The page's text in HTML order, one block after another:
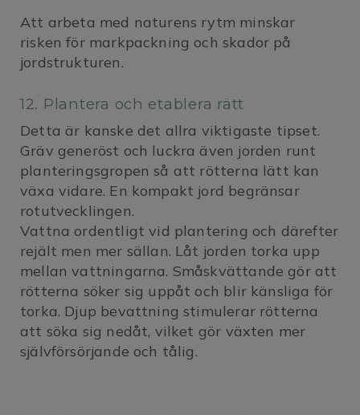
Att arbeta med naturens rytm minskar
risken för markpackning och skador på
jordstrukturen.
12. Plantera och etablera rätt
Detta är kanske det allra viktigaste tipset.
Gräv generöst och luckra även jorden runt
planteringsgropen så att rötterna lätt kan
växa vidare. En kompakt jord begränsar
rotutvecklingen.
Vattna ordentligt vid plantering och därefter
rejält men mer sällan. Låt jorden torka upp
mellan vattningarna. Småskvättande gör att
rötterna söker sig uppåt och blir känsliga för
torka. Djup bevattning stimulerar rötterna
att söka sig nedåt, vilket gör växten mer
självförsörjande och tålig.